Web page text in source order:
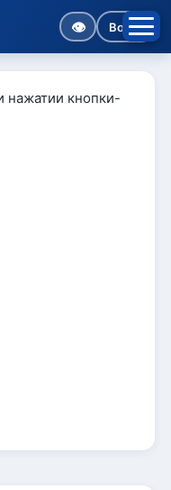
👁 Войти
нажатии кнопки-